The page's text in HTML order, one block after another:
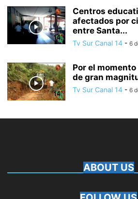
Centros
afectados por
entre Santa...
Tv Sur Canal 14 - 6
Por el
de gran
Tv Sur Canal 14 - 6
ABOUT US